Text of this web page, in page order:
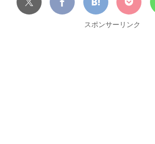
スポンサーリンク